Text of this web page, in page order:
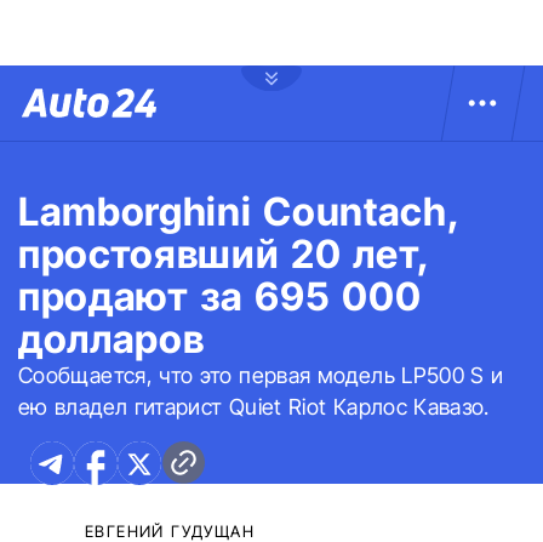
Lamborghini Countach,
простоявший 20 лет,
продают за 695 000
долларов
Сообщается, что это первая модель LP500 S и
ею владел гитарист Quiet Riot Карлос Кавазо.
ЕВГЕНИЙ ГУДУЩАН